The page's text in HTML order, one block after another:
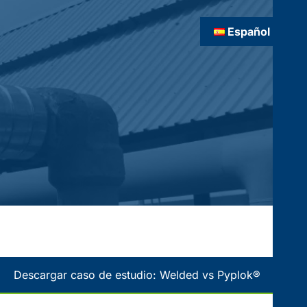
Español
Descargar caso de estudio: Welded vs Pyplok®